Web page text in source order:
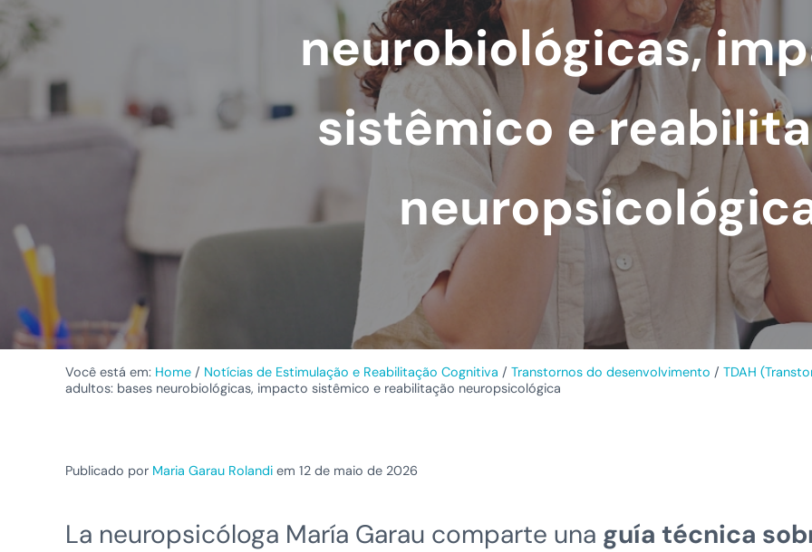
neurobiológicas,
sistêmico e
Você está em: Home / Notícias de Estimulação e Reabilitação Cognitiva / Transtornos do desenvolvimento / TDAH
adultos: bases neurobiológicas, impacto sistêmico e reabilitação neuropsicológica
Publicado por Maria Garau Rolandi em 12 de maio de 2026
La neuropsicóloga María Garau comparte una guía técnica